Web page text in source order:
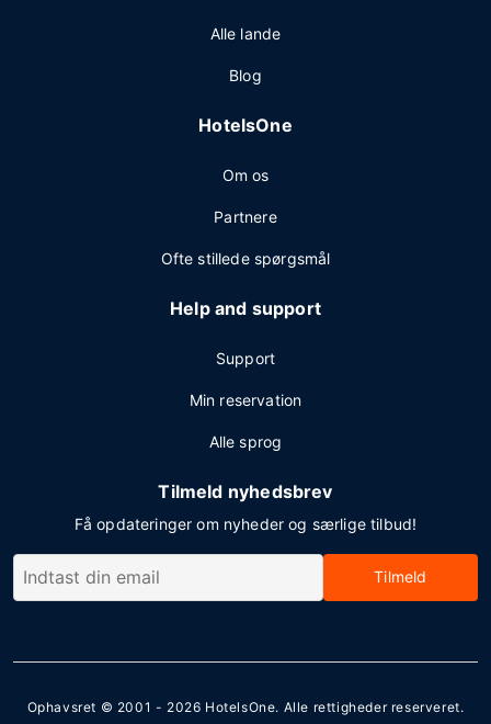
Alle lande
Blog
HotelsOne
Om os
Partnere
Ofte stillede spørgsmål
Help and support
Support
Min reservation
Alle sprog
Tilmeld nyhedsbrev
Få opdateringer om nyheder og særlige tilbud!
Tilmeld
Ophavsret © 2001 - 2026 HotelsOne. Alle rettigheder reserveret.